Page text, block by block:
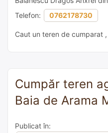
Telefon:
0762178730
Caut un teren de cumparat
Cumpăr teren
Baia de Arama
Publicat în: